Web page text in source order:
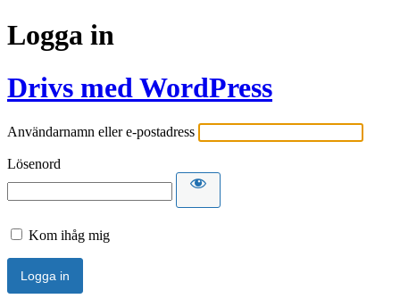
Logga in
Drivs med WordPress
Användarnamn eller e-postadress
Lösenord
Kom ihåg mig